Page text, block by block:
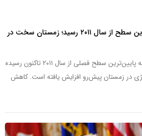
ذخایر گاز اروپا به پایین‌ترین سطح از سال ۲۰۱۱ رسید؛ زمستان سخت در
در یک نگاه ذخایر گاز اروپا به پایین‌ترین سطح فصلی از سال ۲۰۱۱ تاکنون رسیده
در زمستان پیش‌رو افزایش یافته است. کاهش